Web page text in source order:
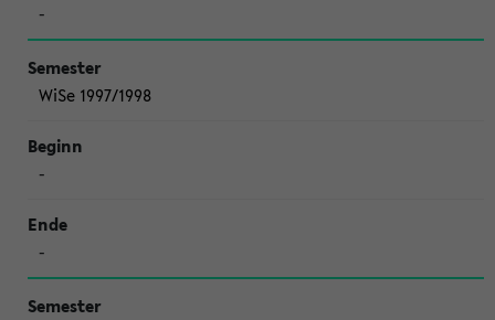
-
WiSe 1997/1998
-
-